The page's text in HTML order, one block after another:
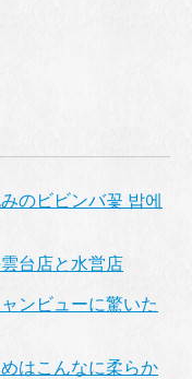
のビビンバ꽃 밥에
台店と水営店
ンビューに驚いた
はこんなに柔らか